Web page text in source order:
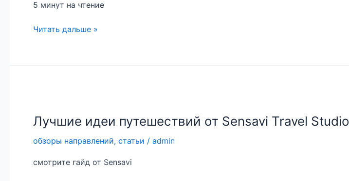
5 минут на чтение
Читать дальше »
Лучшие идеи путешествий от Sensavi Travel Studio
обзоры направлений, статьи / admin
смотрите гайд от Sensavi
путешествий
Sensavi
Studio